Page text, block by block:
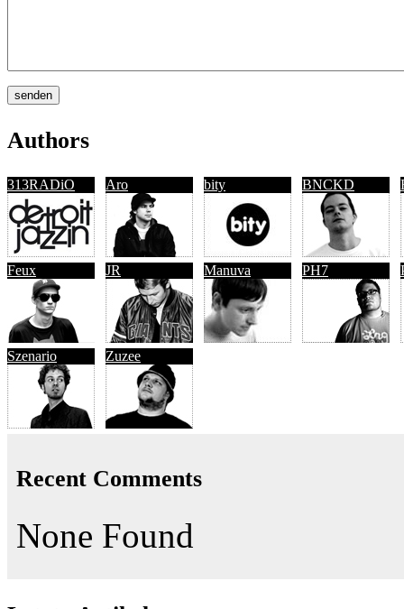
Authors
313RADiO Aro bity BNCKD
Feux JR Manuva PH7
Szenario Zuzee
Recent Comments
None Found